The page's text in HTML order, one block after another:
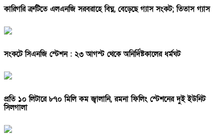
কারিগরি ত্রুটিতে এলএনজি সরবরাহে বিঘ্ন, বেড়েছে গ্যাস সংকট; তিতাস গ্যাস
সংকটে সিএনজি স্টেশন : ২৩ আগস্ট থেকে অনির্দিষ্টকালের ধর্মঘট
প্রতি ১০ লিটারে ৮৭০ মিলি কম জ্বালানি, রমনা ফিলিং স্টেশনের দুই ইউনিট
সিলগালা